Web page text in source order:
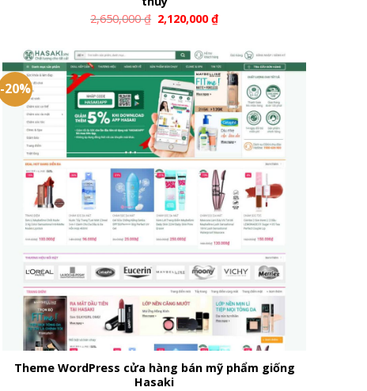
2,650,000₫ 2,120,000₫
-20%
Theme WordPress cửa hàng bán mỹ phẩm giống
Hasaki